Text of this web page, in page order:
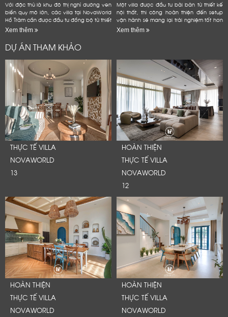
Với đặc thù là khu đô thị nghỉ dưỡng ven
biển quy mô lớn, các villa tại NovaWorld
Hồ Tràm cần được đầu tư đồng bộ từ thiết
kế nội thất, thi công hoàn thiện đến
setup...
Xem thêm
Một villa được đầu tư bài bản từ thiết kế
nội thất, thi công hoàn thiện đến setup
vận hành sẽ mang lại trải nghiệm tốt hơn
cho khách lưu trú, đồng thời giúp chủ đầu
tư...
Xem thêm
DỰ ÁN THAM KHẢO
THỰC TẾ VILLA
NOVAWORLD
13
HOÀN THIỆN
THỰC TẾ VILLA
NOVAWORLD
12
HOÀN THIỆN
THỰC TẾ VILLA
NOVAWORLD
HOÀN THIỆN
THỰC TẾ VILLA
NOVAWORLD